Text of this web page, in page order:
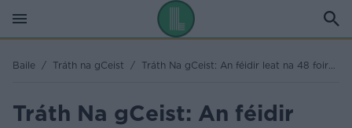
Baile / Tráth na gCeist /
Tráth Na gCeist: An féidir